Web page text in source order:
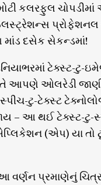
કલરફુલ
પ્રોફેશનલ
દસેક સેકન્ડમાં!
ટેક્સ્ટ-ટુ-
તે આપણે ઓલરેડી
ટુ-ટેક્સ્ટ
– આ થઈ ટેક્સ્ટ-ટુ-
(એપ) યા
પ્રમાણેનું